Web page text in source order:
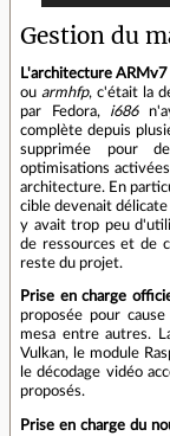
Gestion du
L'architecture
ouarmhfp, c'était la
par Fedora, i686
complète depuis
supprimée pour
optimisations
architecture. En
cible devenait
y avait trop peu
de ressources et de
reste du projet.
Prise en charge
proposée pour
mesa entre autres.
Vulkan, le module
le décodage vidéo
proposés.
Prise en charge du